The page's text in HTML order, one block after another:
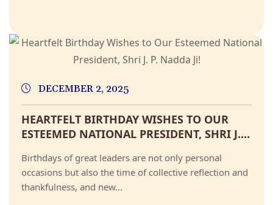
DECEMBER 2, 2025
HEARTFELT BIRTHDAY WISHES TO OUR
ESTEEMED NATIONAL PRESIDENT, SHRI J....
Birthdays of great leaders are not only personal
occasions but also the time of collective reflection and
thankfulness, and new...